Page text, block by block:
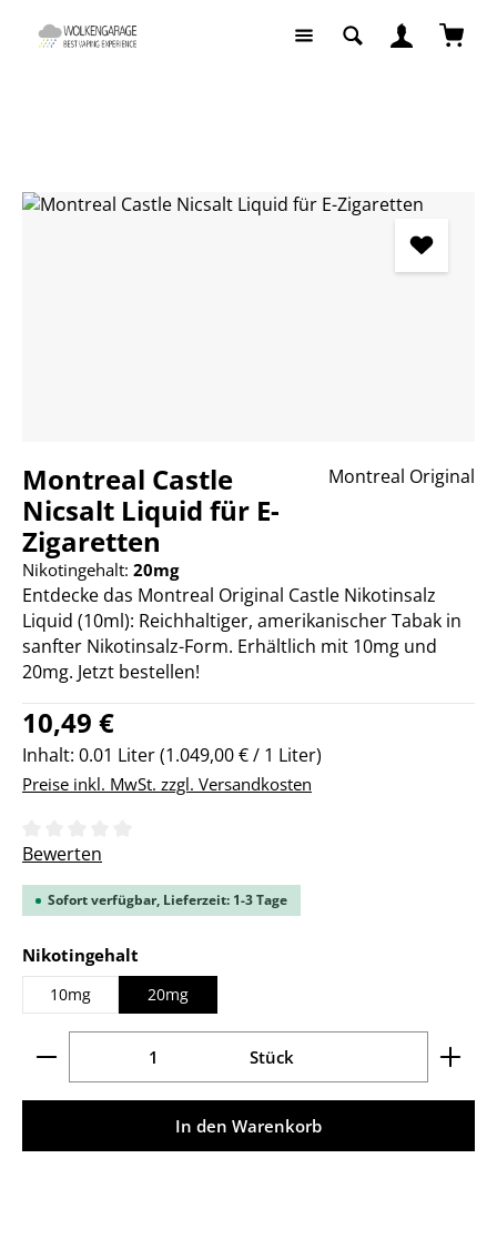
Zum Hauptinhalt springen
Bildergalerie überspringen
Montreal Castle
Nicsalt Liquid für E-
Zigaretten
Nikotingehalt: 20mg
Montreal Original
Entdecke das Montreal Original Castle Nikotinsalz
Liquid (10ml): Reichhaltiger, amerikanischer Tabak in
sanfter Nikotinsalz-Form. Erhältlich mit 10mg und
20mg. Jetzt bestellen!
Regulärer Preis:
10,49 €
Inhalt: 0.01 Liter(1.049,00 € / 1 Liter)
Preise inkl. MwSt. zzgl. Versandkosten
Durchschnittliche Bewertung von 0 von 5 Sternen
Bewerten
Sofort verfügbar, Lieferzeit: 1-3 Tage
Nikotingehalt
10mg 20mg
Produkt Anzahl: Gib den gewünschten Wert ein
Stück
In den Warenkorb